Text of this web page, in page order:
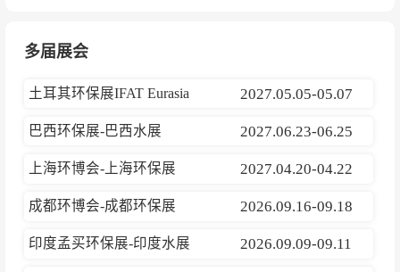
多届展会
土耳其环保展IFAT Eurasia 2027.05.05-05.07
巴西环保展-巴西水展 2027.06.23-06.25
上海环博会-上海环保展 2027.04.20-04.22
成都环博会-成都环保展 2026.09.16-09.18
印度孟买环保展-印度水展 2026.09.09-09.11